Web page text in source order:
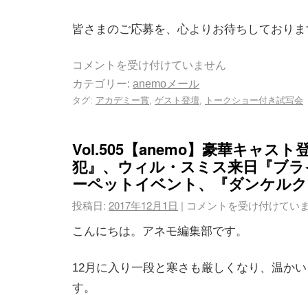
皆さまのご応募を、心よりお待ちしており
コメントを受け付けていません
カテゴリー: anemoメール
タグ: アカデミー賞 ゲスト登壇 トークショー付き試写会
Vol.505【anemo】豪華キャスト
犯』、ウィル・スミス来日『ブ
ーペットイベント、『ダンケル
投稿日: 2017年12月1日 | コメントを受け付けてい
こんにちは。アネモ編集部です。
12月に入り一段と寒さも厳しくなり、温か
す。